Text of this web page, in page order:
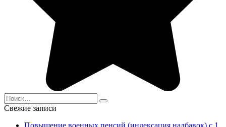
Search
for:
Свежие записи
Повышение военных пенсий (индексация надбавок) с 1